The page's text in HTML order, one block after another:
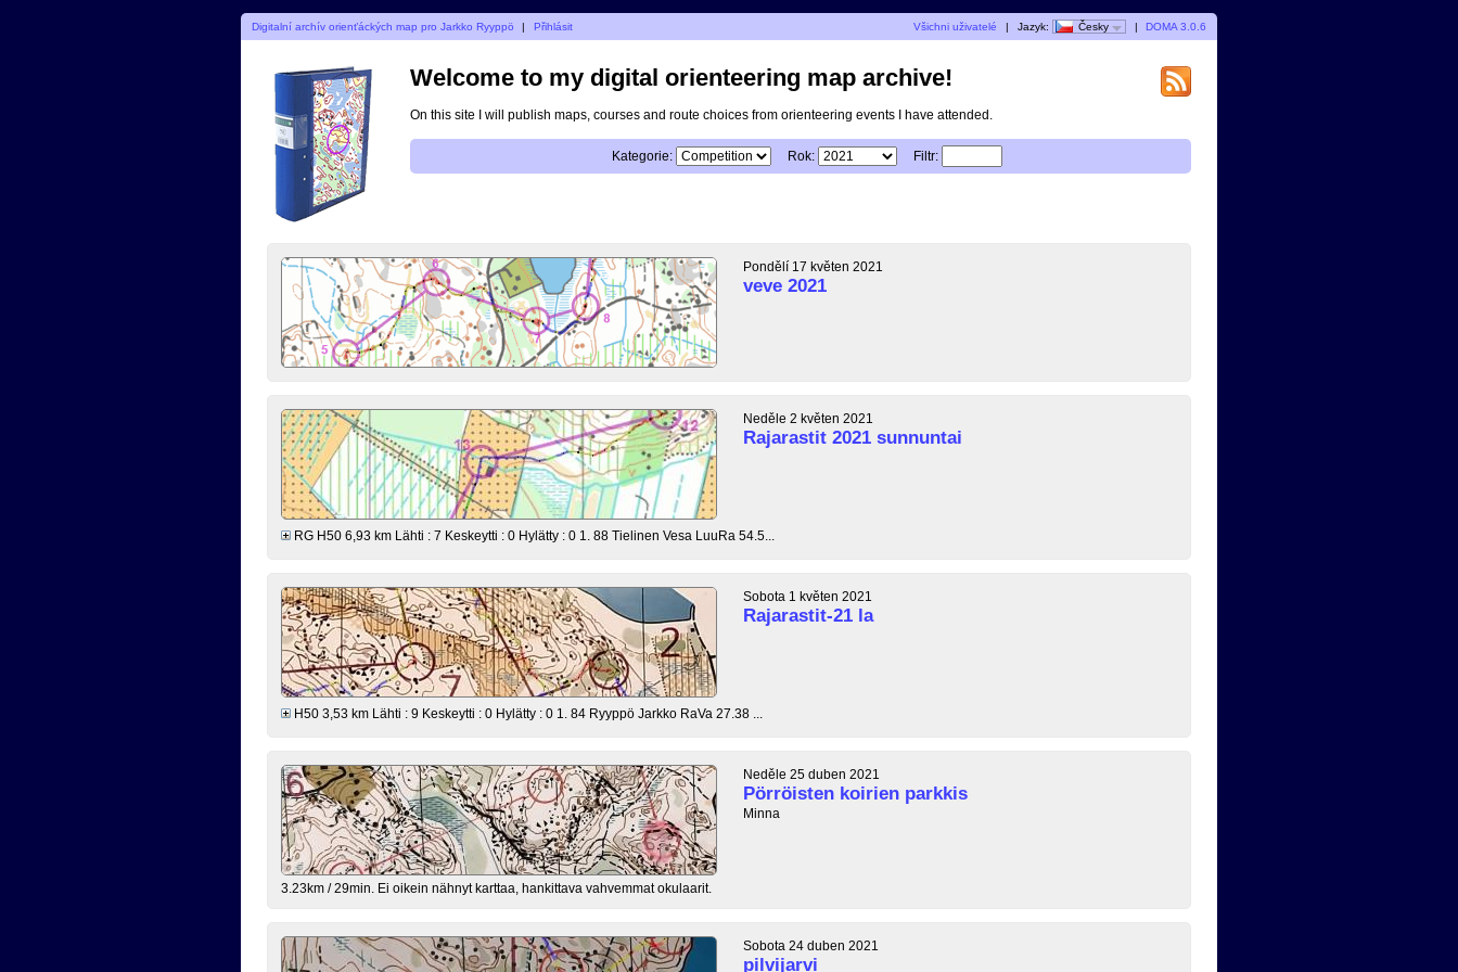
Digitalní archív orienťáckých map pro Jarkko Ryyppö | Přihlásit Všichni uživatelé | Jazyk: Česky | DOMA 3.0.6
Welcome to my digital orienteering map archive!
On this site I will publish maps, courses and route choices from orienteering events I have attended.
Kategorie: Rok: Filtr:
Pondělí 17 květen 2021
veve 2021
Neděle 2 květen 2021
Rajarastit 2021 sunnuntai
RG H50 6,93 km Lähti : 7 Keskeytti : 0 Hylätty : 0 1. 88 Tielinen Vesa LuuRa 54.5...
Sobota 1 květen 2021
Rajarastit-21 la
H50 3,53 km Lähti : 9 Keskeytti : 0 Hylätty : 0 1. 84 Ryyppö Jarkko RaVa 27.38 ...
Neděle 25 duben 2021
Pörröisten koirien parkkis
Minna
3.23km / 29min. Ei oikein nähnyt karttaa, hankittava vahvemmat okulaarit.
Sobota 24 duben 2021
pilvijarvi